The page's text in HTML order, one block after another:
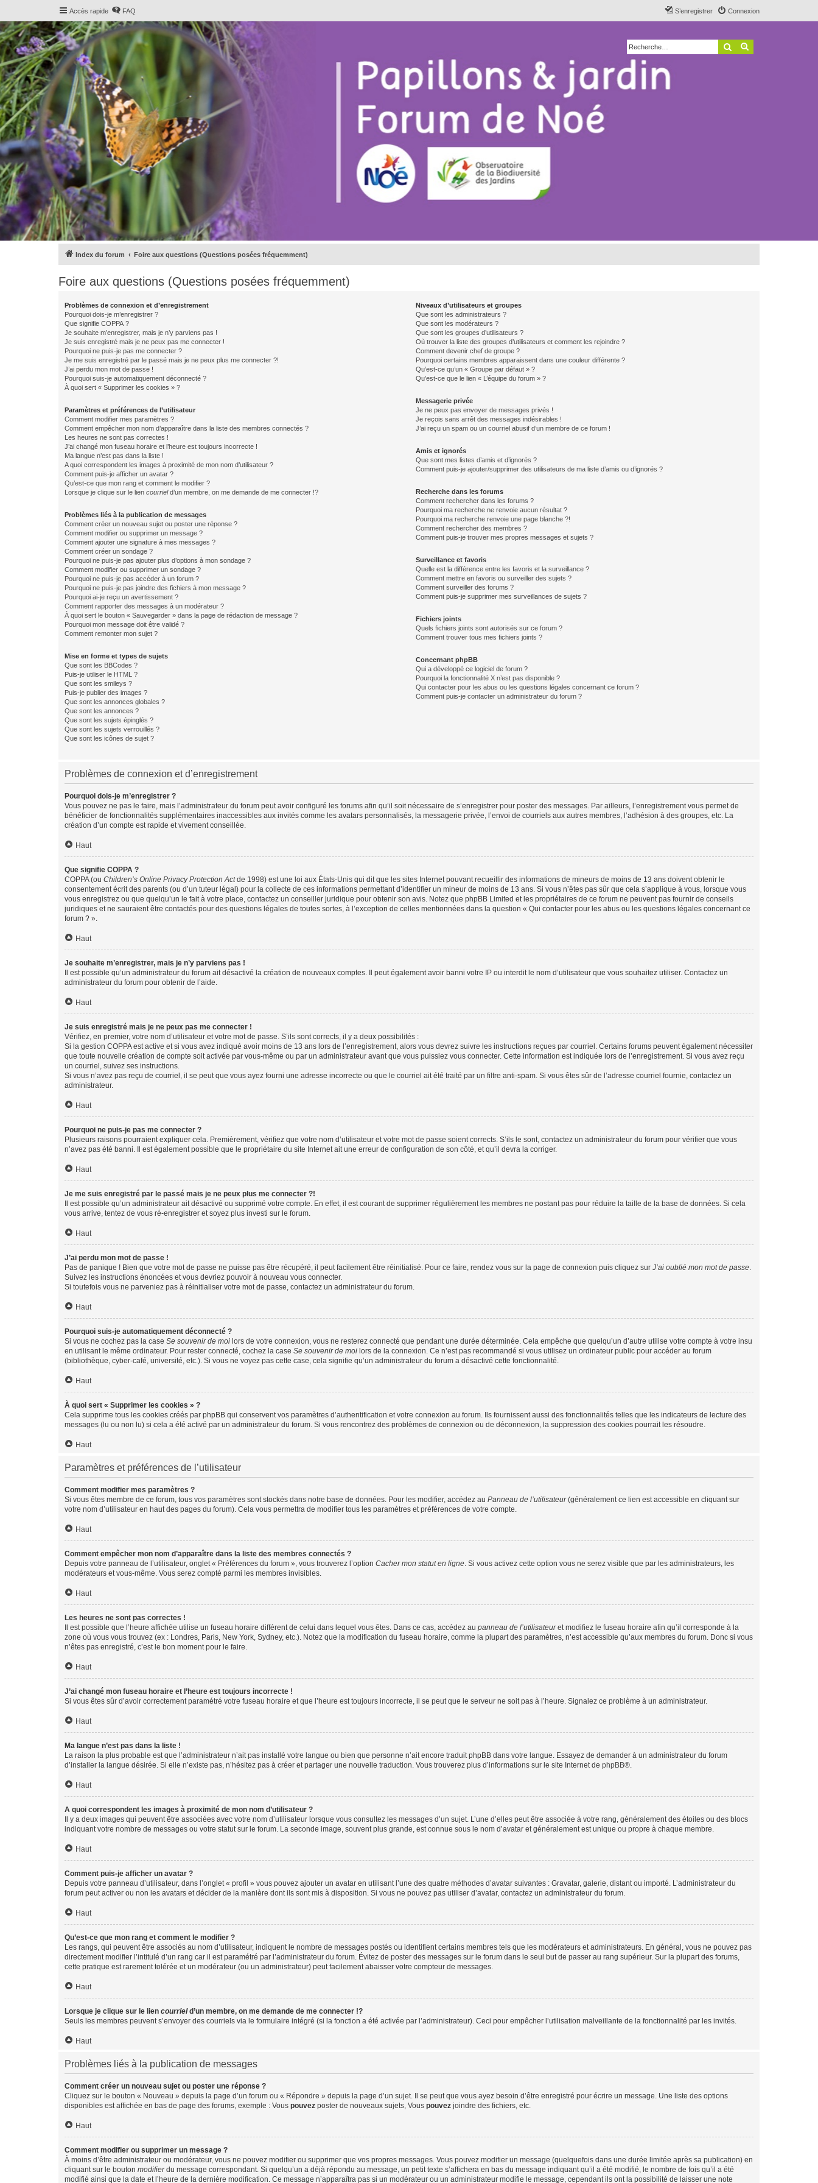
Accès rapide FAQ Connexion
S’enregistrer
Rechercher
Index du forum Foire aux questions (Questions posées fréquemment)
Foire aux questions (Questions posées fréquemment)
Problèmes de connexion et d’enregistrement
Pourquoi dois-je m’enregistrer ?
Que signifie COPPA ?
Je souhaite m’enregistrer, mais je n’y parviens pas !
Je suis enregistré mais je ne peux pas me connecter !
Pourquoi ne puis-je pas me connecter ?
Je me suis enregistré par le passé mais je ne peux plus me connecter ?!
J’ai perdu mon mot de passe !
Pourquoi suis-je automatiquement déconnecté ?
À quoi sert « Supprimer les cookies » ?
Paramètres et préférences de l’utilisateur
Comment modifier mes paramètres ?
Comment empêcher mon nom d’apparaître dans la liste des membres connectés ?
Les heures ne sont pas correctes !
J’ai changé mon fuseau horaire et l’heure est toujours incorrecte !
Ma langue n’est pas dans la liste !
A quoi correspondent les images à proximité de mon nom d’utilisateur ?
Comment puis-je afficher un avatar ?
Qu’est-ce que mon rang et comment le modifier ?
Lorsque je clique sur le lien courrield’un membre, on me demande de me connecter !?
Problèmes liés à la publication de messages
Comment créer un nouveau sujet ou poster une réponse ?
Comment modifier ou supprimer un message ?
Comment ajouter une signature à mes messages ?
Comment créer un sondage ?
Pourquoi ne puis-je pas ajouter plus d’options à mon sondage ?
Comment modifier ou supprimer un sondage ?
Pourquoi ne puis-je pas accéder à un forum ?
Pourquoi ne puis-je pas joindre des fichiers à mon message ?
Pourquoi ai-je reçu un avertissement ?
Comment rapporter des messages à un modérateur ?
À quoi sert le bouton « Sauvegarder » dans la page de rédaction de message ?
Pourquoi mon message doit être validé ?
Comment remonter mon sujet ?
Mise en forme et types de sujets
Que sont les BBCodes ?
Puis-je utiliser le HTML ?
Que sont les smileys ?
Puis-je publier des images ?
Que sont les annonces globales ?
Que sont les annonces ?
Que sont les sujets épinglés ?
Que sont les sujets verrouillés ?
Que sont les icônes de sujet ?
Niveaux d’utilisateurs et groupes
Que sont les administrateurs ?
Que sont les modérateurs ?
Que sont les groupes d’utilisateurs ?
Où trouver la liste des groupes d’utilisateurs et comment les rejoindre ?
Comment devenir chef de groupe ?
Pourquoi certains membres apparaissent dans une couleur différente ?
Qu’est-ce qu’un « Groupe par défaut » ?
Qu’est-ce que le lien « L’équipe du forum » ?
Messagerie privée
Je ne peux pas envoyer de messages privés !
Je reçois sans arrêt des messages indésirables !
J’ai reçu un spam ou un courriel abusif d’un membre de ce forum !
Amis et ignorés
Que sont mes listes d’amis et d’ignorés ?
Comment puis-je ajouter/supprimer des utilisateurs de ma liste d’amis ou d’ignorés ?
Recherche dans les forums
Comment rechercher dans les forums ?
Pourquoi ma recherche ne renvoie aucun résultat ?
Pourquoi ma recherche renvoie une page blanche ?!
Comment rechercher des membres ?
Comment puis-je trouver mes propres messages et sujets ?
Surveillance et favoris
Quelle est la différence entre les favoris et la surveillance ?
Comment mettre en favoris ou surveiller des sujets ?
Comment surveiller des forums ?
Comment puis-je supprimer mes surveillances de sujets ?
Fichiers joints
Quels fichiers joints sont autorisés sur ce forum ?
Comment trouver tous mes fichiers joints ?
Concernant phpBB
Qui a développé ce logiciel de forum ?
Pourquoi la fonctionnalité X n’est pas disponible ?
Qui contacter pour les abus ou les questions légales concernant ce forum ?
Comment puis-je contacter un administrateur du forum ?
Problèmes de connexion et d’enregistrement
Pourquoi dois-je m’enregistrer ?
Vous pouvez ne pas le faire, mais l’administrateur du forum peut avoir configuré les forums afin qu’il soit nécessaire de s’enregistrer pour poster des messages. Par ailleurs, l’enregistrement vous permet de
bénéficier de fonctionnalités supplémentaires inaccessibles aux invités comme les avatars personnalisés, la messagerie privée, l’envoi de courriels aux autres membres, l’adhésion à des groupes, etc. La
création d’un compte est rapide et vivement conseillée.
Haut
Que signifie COPPA ?
COPPA (ou Children’s Online Privacy Protection Actde 1998) est une loi aux États-Unis qui dit que les sites Internet pouvant recueillir des informations de mineurs de moins de 13 ans doivent obtenir le
consentement écrit des parents (ou d’un tuteur légal) pour la collecte de ces informations permettant d’identifier un mineur de moins de 13 ans. Si vous n’êtes pas sûr que cela s’applique à vous, lorsque vous
vous enregistrez ou que quelqu’un le fait à votre place, contactez un conseiller juridique pour obtenir son avis. Notez que phpBB Limited et les propriétaires de ce forum ne peuvent pas fournir de conseils
juridiques et ne sauraient être contactés pour des questions légales de toutes sortes, à l’exception de celles mentionnées dans la question « Qui contacter pour les abus ou les questions légales concernant ce
forum ? ».
Haut
Je souhaite m’enregistrer, mais je n’y parviens pas !
Il est possible qu’un administrateur du forum ait désactivé la création de nouveaux comptes. Il peut également avoir banni votre IP ou interdit le nom d’utilisateur que vous souhaitez utiliser. Contactez un
administrateur du forum pour obtenir de l’aide.
Haut
Je suis enregistré mais je ne peux pas me connecter !
Vérifiez, en premier, votre nom d’utilisateur et votre mot de passe. S’ils sont corrects, il y a deux possibilités :
Si la gestion COPPA est active et si vous avez indiqué avoir moins de 13 ans lors de l’enregistrement, alors vous devrez suivre les instructions reçues par courriel. Certains forums peuvent également nécessiter
que toute nouvelle création de compte soit activée par vous-même ou par un administrateur avant que vous puissiez vous connecter. Cette information est indiquée lors de l’enregistrement. Si vous avez reçu
un courriel, suivez ses instructions.
Si vous n’avez pas reçu de courriel, il se peut que vous ayez fourni une adresse incorrecte ou que le courriel ait été traité par un filtre anti-spam. Si vous êtes sûr de l’adresse courriel fournie, contactez un
administrateur.
Haut
Pourquoi ne puis-je pas me connecter ?
Plusieurs raisons pourraient expliquer cela. Premièrement, vérifiez que votre nom d’utilisateur et votre mot de passe soient corrects. S’ils le sont, contactez un administrateur du forum pour vérifier que vous
n’avez pas été banni. Il est également possible que le propriétaire du site Internet ait une erreur de configuration de son côté, et qu’il devra la corriger.
Haut
Je me suis enregistré par le passé mais je ne peux plus me connecter ?!
Il est possible qu’un administrateur ait désactivé ou supprimé votre compte. En effet, il est courant de supprimer régulièrement les membres ne postant pas pour réduire la taille de la base de données. Si cela
vous arrive, tentez de vous ré-enregistrer et soyez plus investi sur le forum.
Haut
J’ai perdu mon mot de passe !
Pas de panique ! Bien que votre mot de passe ne puisse pas être récupéré, il peut facilement être réinitialisé. Pour ce faire, rendez vous sur la page de connexion puis cliquez sur J’ai oublié mon mot de passe.
Suivez les instructions énoncées et vous devriez pouvoir à nouveau vous connecter.
Si toutefois vous ne parveniez pas à réinitialiser votre mot de passe, contactez un administrateur du forum.
Haut
Pourquoi suis-je automatiquement déconnecté ?
Si vous ne cochez pas la case Se souvenir de moi lors de votre connexion, vous ne resterez connecté que pendant une durée déterminée. Cela empêche que quelqu’un d’autre utilise votre compte à votre insu
en utilisant le même ordinateur. Pour rester connecté, cochez la case Se souvenir de moi lors de la connexion. Ce n’est pas recommandé si vous utilisez un ordinateur public pour accéder au forum
(bibliothèque, cyber-café, université, etc.). Si vous ne voyez pas cette case, cela signifie qu’un administrateur du forum a désactivé cette fonctionnalité.
Haut
À quoi sert « Supprimer les cookies » ?
Cela supprime tous les cookies créés par phpBB qui conservent vos paramètres d’authentification et votre connexion au forum. Ils fournissent aussi des fonctionnalités telles que les indicateurs de lecture des
messages (lu ou non lu) si cela a été activé par un administrateur du forum. Si vous rencontrez des problèmes de connexion ou de déconnexion, la suppression des cookies pourrait les résoudre.
Haut
Paramètres et préférences de l’utilisateur
Comment modifier mes paramètres ?
Si vous êtes membre de ce forum, tous vos paramètres sont stockés dans notre base de données. Pour les modifier, accédez au Panneau de l’utilisateur(généralement ce lien est accessible en cliquant sur
votre nom d’utilisateur en haut des pages du forum). Cela vous permettra de modifier tous les paramètres et préférences de votre compte.
Haut
Comment empêcher mon nom d’apparaître dans la liste des membres connectés ?
Depuis votre panneau de l’utilisateur, onglet « Préférences du forum », vous trouverez l’option Cacher mon statut en ligne. Si vous activez cette option vous ne serez visible que par les administrateurs, les
modérateurs et vous-même. Vous serez compté parmi les membres invisibles.
Haut
Les heures ne sont pas correctes !
Il est possible que l’heure affichée utilise un fuseau horaire différent de celui dans lequel vous êtes. Dans ce cas, accédez au panneau de l’utilisateuret modifiez le fuseau horaire afin qu’il corresponde à la
zone où vous vous trouvez (ex : Londres, Paris, New York, Sydney, etc.). Notez que la modification du fuseau horaire, comme la plupart des paramètres, n’est accessible qu’aux membres du forum. Donc si vous
n’êtes pas enregistré, c’est le bon moment pour le faire.
Haut
J’ai changé mon fuseau horaire et l’heure est toujours incorrecte !
Si vous êtes sûr d’avoir correctement paramétré votre fuseau horaire et que l’heure est toujours incorrecte, il se peut que le serveur ne soit pas à l’heure. Signalez ce problème à un administrateur.
Haut
Ma langue n’est pas dans la liste !
La raison la plus probable est que l’administrateur n’ait pas installé votre langue ou bien que personne n’ait encore traduit phpBB dans votre langue. Essayez de demander à un administrateur du forum
d’installer la langue désirée. Si elle n’existe pas, n’hésitez pas à créer et partager une nouvelle traduction. Vous trouverez plus d’informations sur le site Internet de phpBB®.
Haut
A quoi correspondent les images à proximité de mon nom d’utilisateur ?
Il y a deux images qui peuvent être associées avec votre nom d’utilisateur lorsque vous consultez les messages d’un sujet. L’une d’elles peut être associée à votre rang, généralement des étoiles ou des blocs
indiquant votre nombre de messages ou votre statut sur le forum. La seconde image, souvent plus grande, est connue sous le nom d’avatar et généralement est unique ou propre à chaque membre.
Haut
Comment puis-je afficher un avatar ?
Depuis votre panneau d’utilisateur, dans l’onglet « profil » vous pouvez ajouter un avatar en utilisant l’une des quatre méthodes d’avatar suivantes : Gravatar, galerie, distant ou importé. L’administrateur du
forum peut activer ou non les avatars et décider de la manière dont ils sont mis à disposition. Si vous ne pouvez pas utiliser d’avatar, contactez un administrateur du forum.
Haut
Qu’est-ce que mon rang et comment le modifier ?
Les rangs, qui peuvent être associés au nom d’utilisateur, indiquent le nombre de messages postés ou identifient certains membres tels que les modérateurs et administrateurs. En général, vous ne pouvez pas
directement modifier l’intitulé d’un rang car il est paramétré par l’administrateur du forum. Évitez de poster des messages sur le forum dans le seul but de passer au rang supérieur. Sur la plupart des forums,
cette pratique est rarement tolérée et un modérateur (ou un administrateur) peut facilement abaisser votre compteur de messages.
Haut
Lorsque je clique sur le lien courrield’un membre, on me demande de me connecter !?
Seuls les membres peuvent s’envoyer des courriels via le formulaire intégré (si la fonction a été activée par l’administrateur). Ceci pour empêcher l’utilisation malveillante de la fonctionnalité par les invités.
Haut
Problèmes liés à la publication de messages
Comment créer un nouveau sujet ou poster une réponse ?
Cliquez sur le bouton « Nouveau » depuis la page d’un forum ou « Répondre » depuis la page d’un sujet. Il se peut que vous ayez besoin d’être enregistré pour écrire un message. Une liste des options
disponibles est affichée en bas de page des forums, exemple : Vous pouvez poster de nouveaux sujets, Vous pouvez joindre des fichiers, etc.
Haut
Comment modifier ou supprimer un message ?
À moins d’être administrateur ou modérateur, vous ne pouvez modifier ou supprimer que vos propres messages. Vous pouvez modifier un message (quelquefois dans une durée limitée après sa publication) en
cliquant sur le bouton modifierdu message correspondant. Si quelqu’un a déjà répondu au message, un petit texte s’affichera en bas du message indiquant qu’il a été modifié, le nombre de fois qu’il a été
modifié ainsi que la date et l’heure de la dernière modification. Ce message n’apparaîtra pas si un modérateur ou un administrateur modifie le message, cependant ils ont la possibilité de laisser une note